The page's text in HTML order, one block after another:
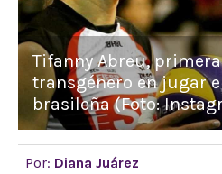
Tifanny Abreu,
transgénero en jugar
brasileña (Foto:
Por: Diana Juárez